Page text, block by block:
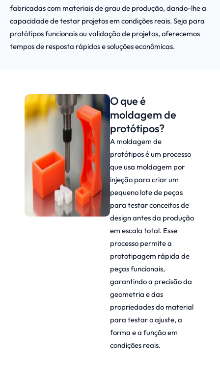
fabricadas com materiais de grau de produção, dando-lhe a
capacidade de testar projetos em condições reais. Seja para
protótipos funcionais ou validação de projetos, oferecemos
tempos de resposta rápidos e soluções econômicas.
O que é
moldagem de
protótipos?
A moldagem de
protótipos é um processo
que usa moldagem por
injeção para criar um
pequeno lote de peças
para testar conceitos de
design antes da produção
em escala total. Esse
processo permite a
prototipagem rápida de
peças funcionais,
garantindo a precisão da
geometria e das
propriedades do material
para testar o ajuste, a
forma e a função em
condições reais.